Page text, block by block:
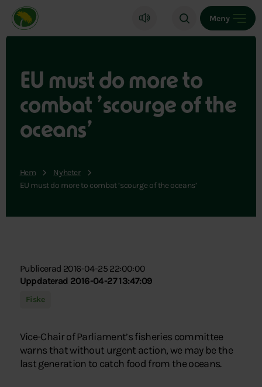
Miljöpartiet de gröna, startsida
Meny
EU must do more to
combat ’scourge of the
oceans’
Hem
Nyheter
EU must do more to combat ’scourge of the oceans’
Publicerad 2016-04-25 22:00:00
Uppdaterad 2016-04-27 13:47:09
Fiske
Vice-Chair of Parliament’s fisheries committee
warns that without urgent action, we may be the
last generation to catch food from the oceans.